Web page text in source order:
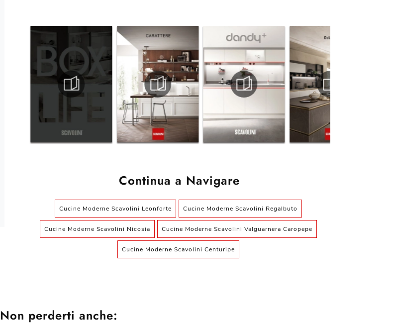
Continua a Navigare
Cucine Moderne Scavolini Leonforte Cucine Moderne Scavolini Regalbuto
Cucine Moderne Scavolini Nicosia Cucine Moderne Scavolini Valguarnera Caropepe
Cucine Moderne Scavolini Centuripe
Non perderti anche: